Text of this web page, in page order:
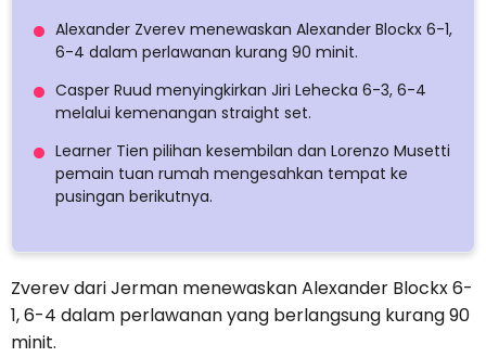
Alexander Zverev menewaskan Alexander Blockx 6-1,
6-4 dalam perlawanan kurang 90 minit.
Casper Ruud menyingkirkan Jiri Lehecka 6-3, 6-4
melalui kemenangan straight set.
Learner Tien pilihan kesembilan dan Lorenzo Musetti
pemain tuan rumah mengesahkan tempat ke
pusingan berikutnya.
Zverev dari Jerman menewaskan Alexander Blockx 6-
1, 6-4 dalam perlawanan yang berlangsung kurang 90
minit.